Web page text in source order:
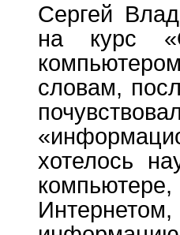
Сергей
на курс
словам,
хотелось